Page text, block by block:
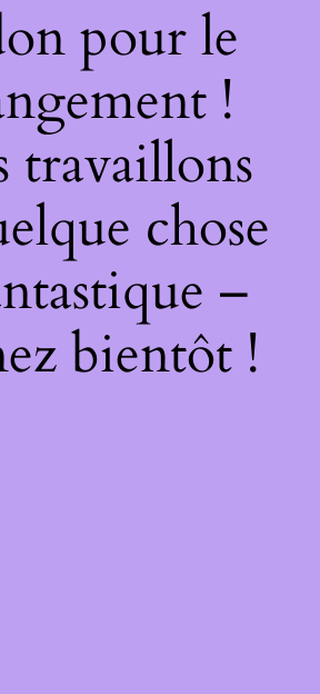
pour le
!
travaillons
chose
–
bientôt !